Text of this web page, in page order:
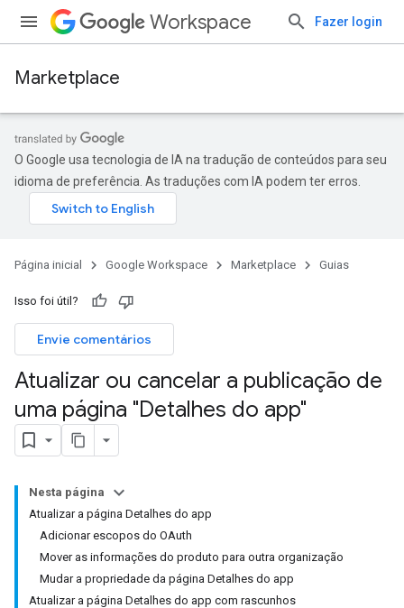
Workspace Fazer login
Marketplace
O Google usa tecnologia de IA na tradução de conteúdos para seu
idioma de preferência. As traduções com IA podem ter erros.
Página inicial Google Workspace Marketplace Guias
Isso foi útil?
Envie comentários
Atualizar ou cancelar a publicação de
uma página "Detalhes do app"
Nesta página
Atualizar a página Detalhes do app
Adicionar escopos do OAuth
Mover as informações do produto para outra organização
Mudar a propriedade da página Detalhes do app
Atualizar a página Detalhes do app com rascunhos